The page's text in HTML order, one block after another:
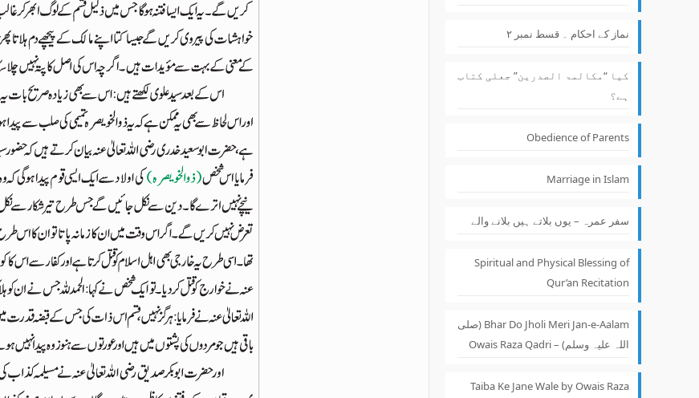
نماز کے احکام ۔ قسط نمبر ۲
کیا “مکالمۃ الصدرین” جعلی کتاب
ہے؟
Obedience of Parents
Marriage in Islam
سفر عمرہ – یوں بلاتے ہیں بلانے والے
Spiritual and Physical Blessing of
Qur’an Recitation
Bhar Do Jholi Meri Jan-e-Aalam (صلی
اللہ علیہ وسلم) – Owais Raza Qadri
Taiba Ke Jane Wale by Owais Raza